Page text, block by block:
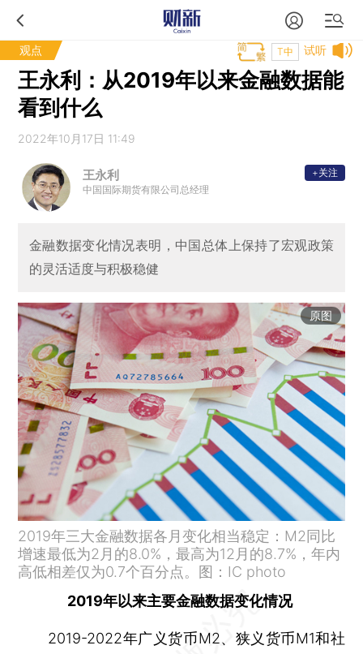
观点 试听
T中
王永利：从2019年以来金融数据能
看到什么
2022年10月17日 11:49
王永利
中国国际期货有限公司总经理
+关注
金融数据变化情况表明，中国总体上保持了宏观政策
的灵活适度与积极稳健
原图
2019年三大金融数据各月变化相当稳定：M2同比
增速最低为2月的8.0%，最高为12月的8.7%，年内
高低相差仅为0.7个百分点。图：IC photo
2019年以来主要金融数据变化情况
2019-2022年广义货币M2、狭义货币M1和社